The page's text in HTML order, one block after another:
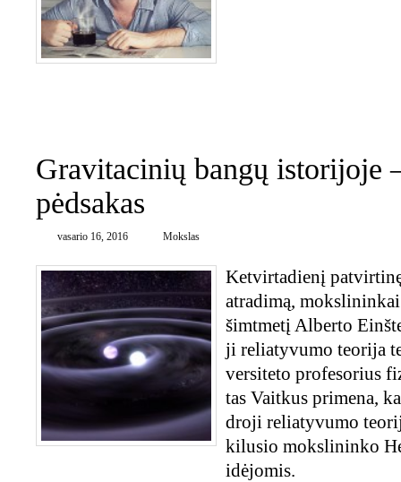
Gravitacinių bangų istorijoje
pėdsakas
vasario 16, 2016 Mokslas
Ketvirtadienį
at­ra­di­mą,
šimt­me­tį Al­ber­to
ji re­lia­ty­vu­mo teo­ri­ja
ver­si­te­to pro­fe­so­rius
tas Vait­kus pri­me­na,
dro­ji re­lia­ty­vu­mo
ki­lu­sio moks­li­nin­ko
idė­jo­mis.